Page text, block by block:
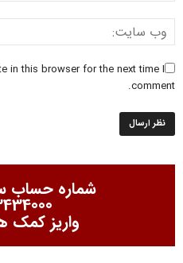
in this browser for the next time I
comment.
شماره حساب
واریز کمک